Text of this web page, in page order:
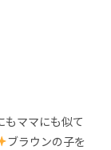
ママにも似て
ブラウンの子を